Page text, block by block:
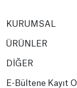
KURUMSAL
ÜRÜNLER
DİĞER
E-Bültene Kayıt Ol